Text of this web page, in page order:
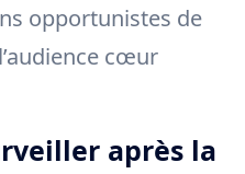
opportunistes de
cœur
après la